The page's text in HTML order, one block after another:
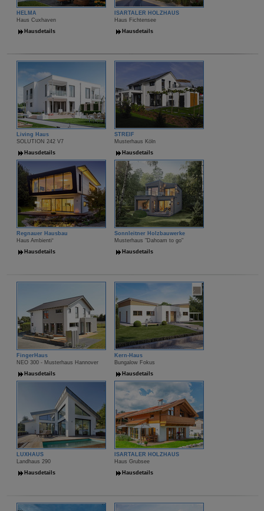
HELMA
Haus Cuxhaven
Hausdetails
ISARTALER HOLZHAUS
Haus Fichtensee
Hausdetails
Living Haus
SOLUTION 242 V7
Hausdetails
STREIF
Musterhaus Köln
Hausdetails
Regnauer Hausbau
Haus Ambienti⁺
Hausdetails
Sonnleitner Holzbauwerke
Musterhaus "Dahoam to go"
Hausdetails
FingerHaus
NEO 300 - Musterhaus Hannover
Hausdetails
Kern-Haus
Bungalow Fokus
Hausdetails
LUXHAUS
Landhaus 290
Hausdetails
ISARTALER HOLZHAUS
Haus Grubsee
Hausdetails